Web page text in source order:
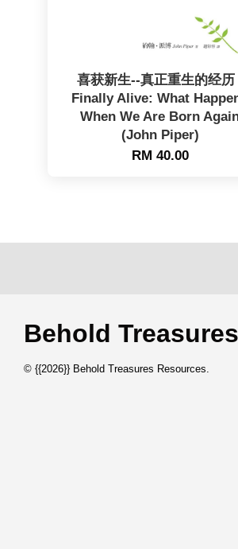
喜获新生--真正重生的经历
Finally Alive: What
When We Are Born
(John Piper)
RM 40.00
Behold
© {{2026}} Behold Treasures Resources.